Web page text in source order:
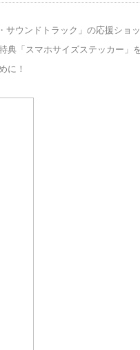
サウンドトラック」の応援ショ
「スマホサイズステッカー」
に！